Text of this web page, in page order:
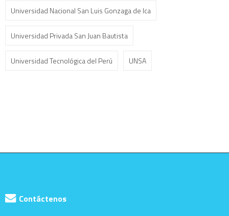
Universidad Nacional San Luis Gonzaga de Ica
Universidad Privada San Juan Bautista
Universidad Tecnológica del Perú UNSA
Contáctenos